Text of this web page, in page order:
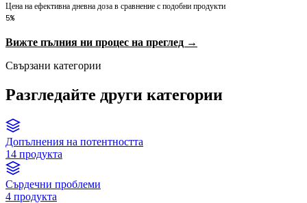
Цена на ефективна дневна доза в сравнение с подобни продукти
5%
Вижте пълния ни процес на преглед →
Свързани категории
Разгледайте други категории
Допълнения на потентността
14 продукта
Сърдечни проблеми
4 продукта